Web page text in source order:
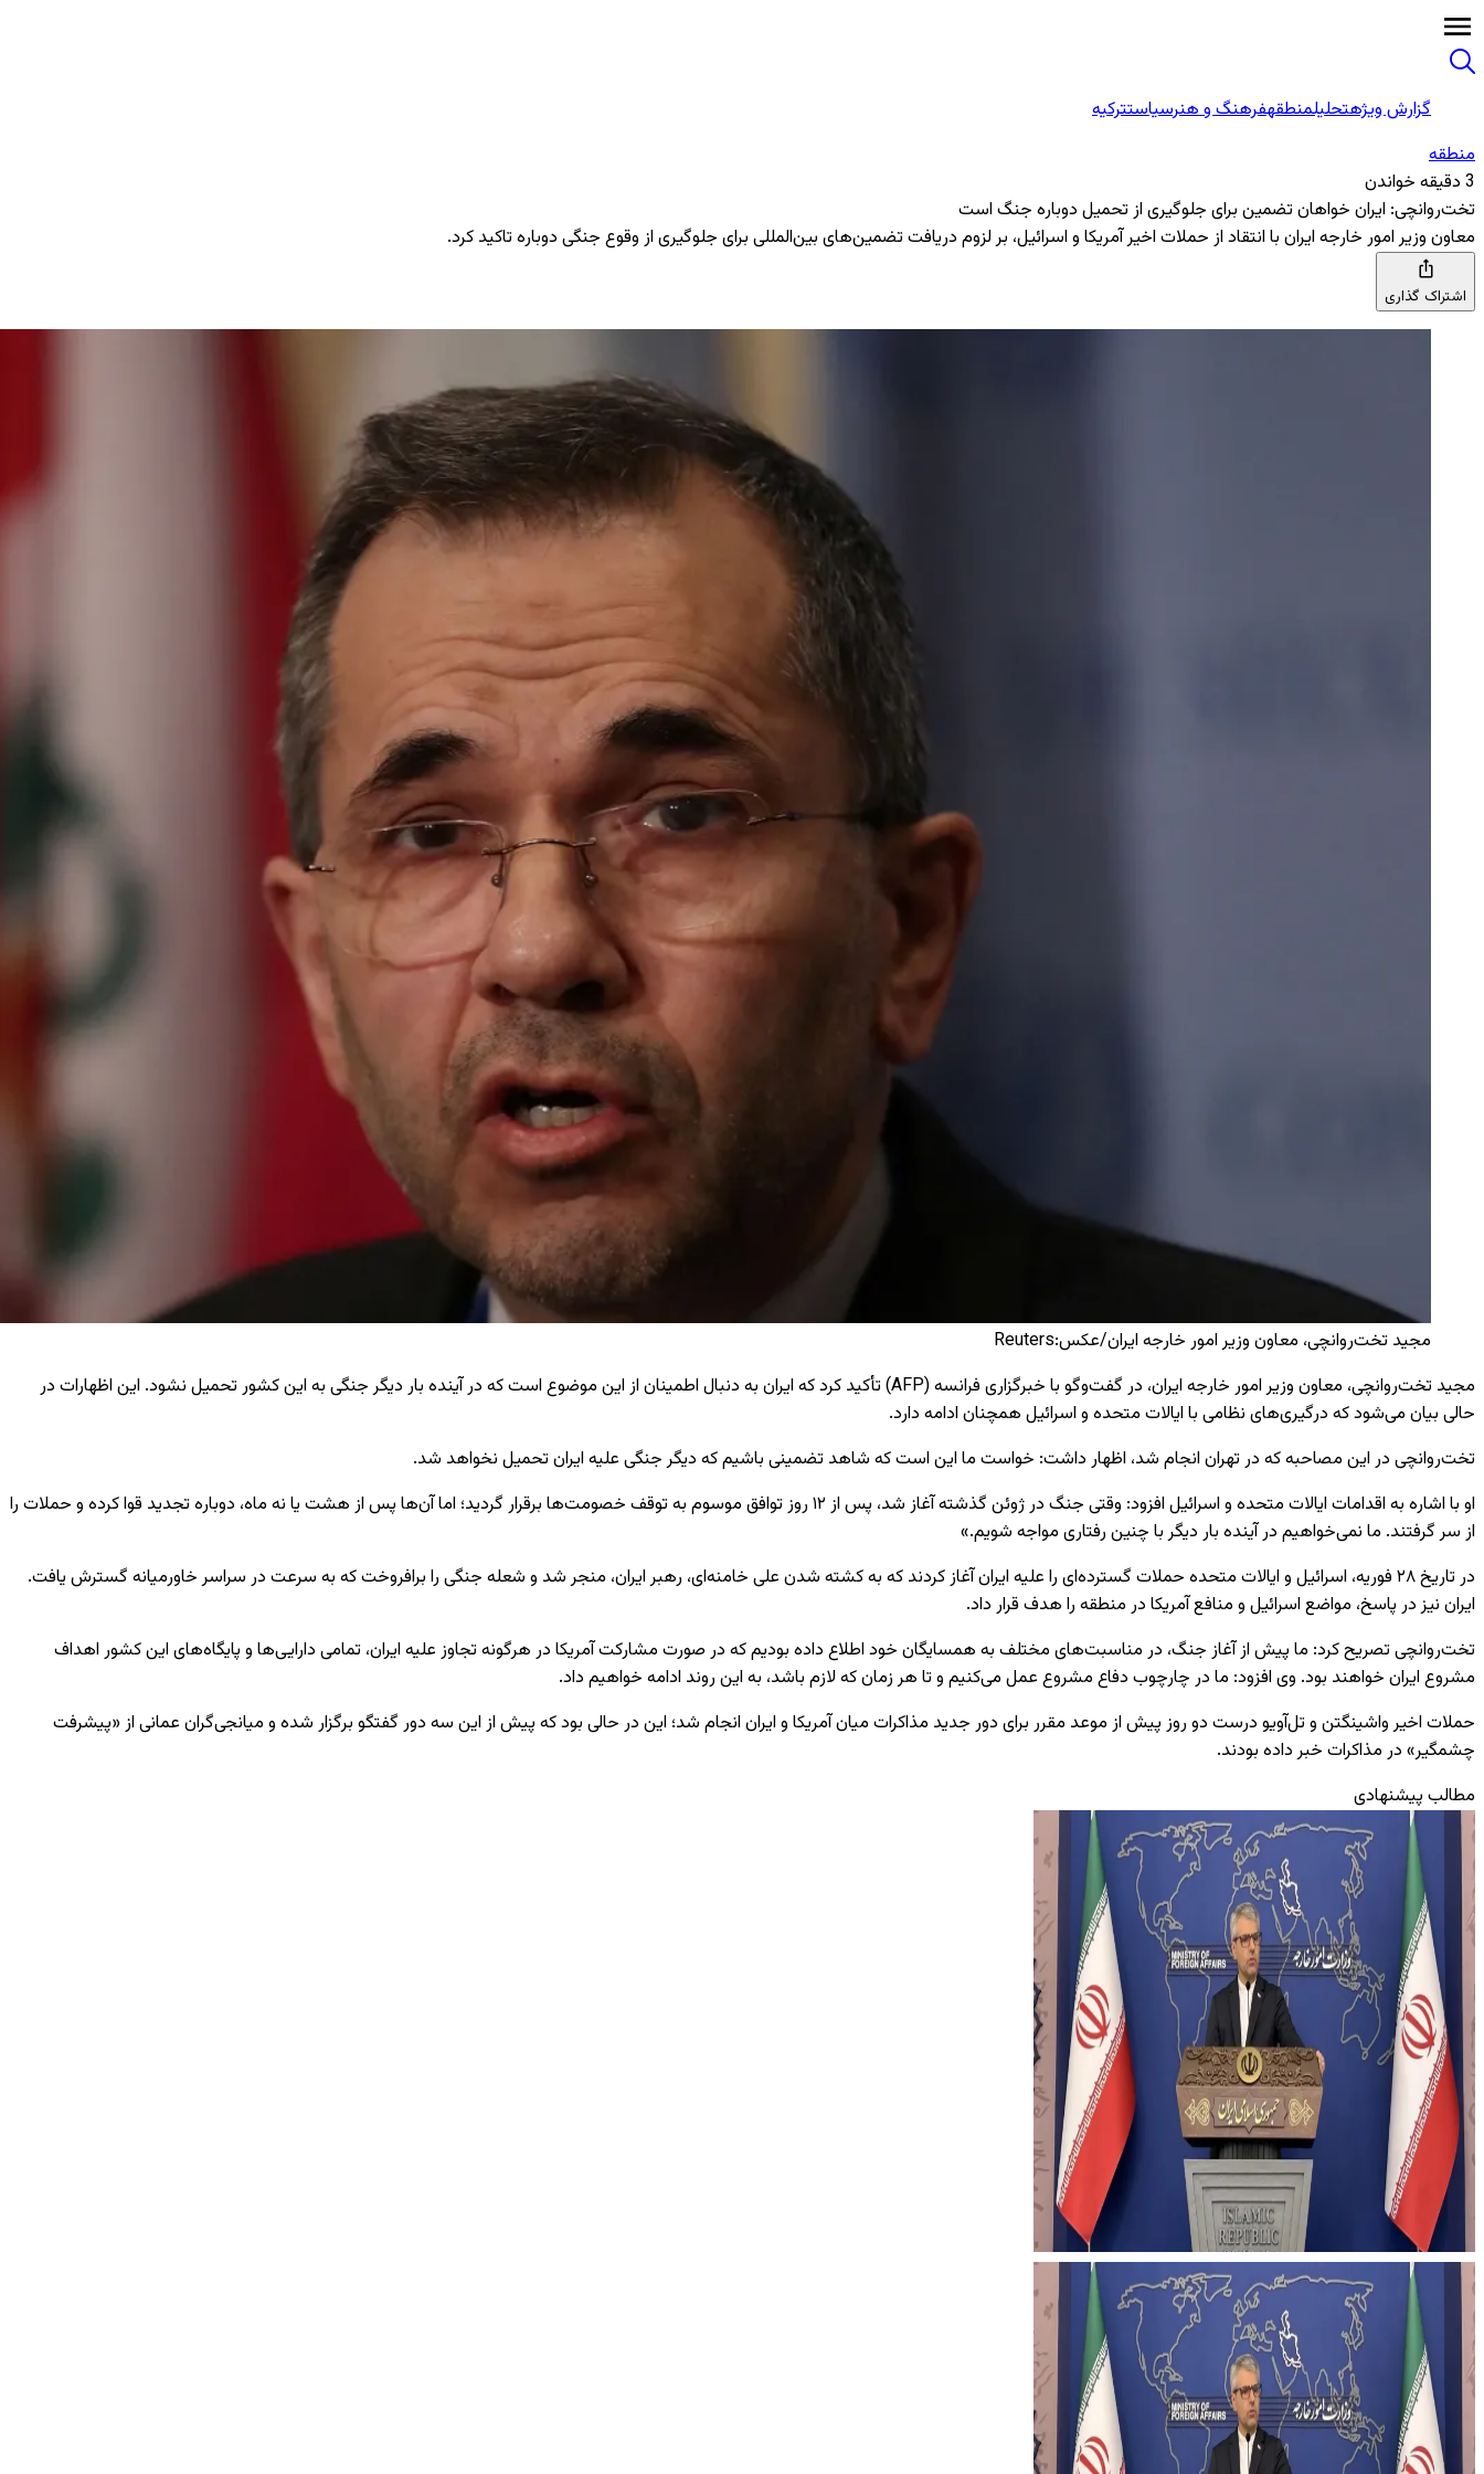
گزارش ویژهتحلیلمنطقهفرهنگ و هنرسیاستترکیه
منطقه‌
3 دقیقه خواندن
تخت‌روانچی: ایران خواهان تضمین برای جلوگیری از تحمیل دوباره جنگ است
معاون وزیر امور خارجه ایران با انتقاد از حملات اخیر آمریکا و اسرائیل، بر لزوم دریافت تضمین‌های بین‌المللی برای جلوگیری از وقوع جنگی دوباره تاکید کرد.
اشتراک گذاری
مجید تخت‌روانچی، معاون وزیر امور خارجه ایران/عکس:Reuters
مجید تخت‌روانچی، معاون وزیر امور خارجه ایران، در گفت‌وگو با خبرگزاری فرانسه (AFP) تأکید کرد که ایران به دنبال اطمینان از این موضوع است که در آینده بار دیگر جنگی به این کشور تحمیل نشود. این اظهارات در
حالی بیان می‌شود که درگیری‌های نظامی با ایالات متحده و اسرائیل همچنان ادامه دارد.
تخت‌روانچی در این مصاحبه که در تهران انجام شد، اظهار داشت: خواست ما این است که شاهد تضمینی باشیم که دیگر جنگی علیه ایران تحمیل نخواهد شد.
او با اشاره به اقدامات ایالات متحده و اسرائیل افزود: وقتی جنگ در ژوئن گذشته آغاز شد، پس از ۱۲ روز توافق موسوم به توقف خصومت‌ها برقرار گردید؛ اما آن‌ها پس از هشت یا نه ماه، دوباره تجدید قوا کرده و حملات را
از سر گرفتند. ما نمی‌خواهیم در آینده بار دیگر با چنین رفتاری مواجه شویم.»
در تاریخ ۲۸ فوریه، اسرائیل و ایالات متحده حملات گسترده‌ای را علیه ایران آغاز کردند که به کشته شدن علی خامنه‌ای، رهبر ایران، منجر شد و شعله جنگی را برافروخت که به سرعت در سراسر خاورمیانه گسترش یافت.
ایران نیز در پاسخ، مواضع اسرائیل و منافع آمریکا در منطقه را هدف قرار داد.
تخت‌روانچی تصریح کرد: ما پیش از آغاز جنگ، در مناسبت‌های مختلف به همسایگان خود اطلاع داده بودیم که در صورت مشارکت آمریکا در هرگونه تجاوز علیه ایران، تمامی دارایی‌ها و پایگاه‌های این کشور اهداف
مشروع ایران خواهند بود. وی افزود: ما در چارچوب دفاع مشروع عمل می‌کنیم و تا هر زمان که لازم باشد، به این روند ادامه خواهیم داد.
حملات اخیر واشینگتن و تل‌آویو درست دو روز پیش از موعد مقرر برای دور جدید مذاکرات میان آمریکا و ایران انجام شد؛ این در حالی بود که پیش از این سه دور گفتگو برگزار شده و میانجی‌گران عمانی از «پیشرفت
چشمگیر» در مذاکرات خبر داده بودند.
مطالب پیشنهادی